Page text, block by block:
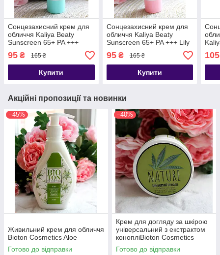
Сонцезахисний крем для
обличчя Kaliya Beaty
Sunscreen 65+ PA +++
Orchid / Орхідея
95 ₴ 165 ₴
Купити
Сонцезахисний крем для
обличчя Kaliya Beaty
Sunscreen 65+ PA +++ Lily
95₴ 165 ₴
Купити
105
Акційні пропозиції та новинки
–45%
Живильний крем для обличчя
Bioton Cosmetics Aloe
Готово до відправки
–40%
Крем для догляду за шкірою
універсальний з екстрактом
конопліBioton Cosmetics
Nature Face Cream SPF 10
Готово до відправки